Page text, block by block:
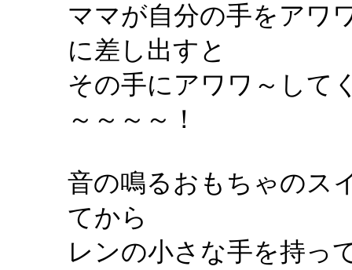
ママが自分の手をアワ
に差し出すと
その手にアワワ～して
～～～～！
音の鳴るおもちゃのス
てから
レンの小さな手を持っ